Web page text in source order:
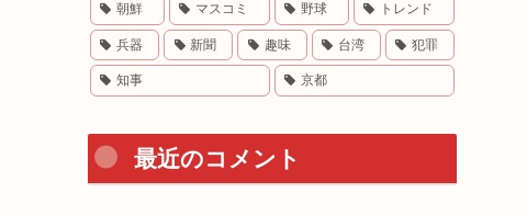
朝鮮 マスコミ 野球 トレンド
兵器 新聞 趣味 台湾 犯罪
知事 京都
最近のコメント